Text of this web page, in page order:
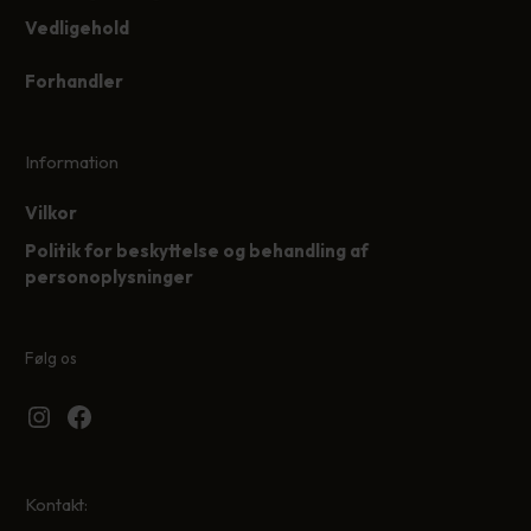
Vedligehold
Forhandler
Information
Vilkor
Politik for beskyttelse og behandling af
personoplysninger
Følg os
Instagram
Facebook
Kontakt: